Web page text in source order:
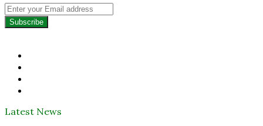
Enter
your
Email
Latest News